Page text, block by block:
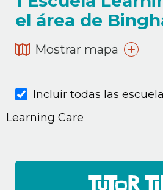
el área de
Mostrar mapa
Incluir todas las
Learning Care